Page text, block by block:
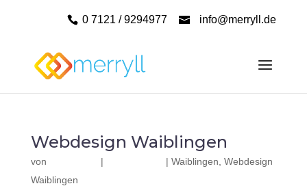
0 7121 / 9294977 info@merryll.de
Webdesign Waiblingen
von | | Waiblingen Webdesign
Waiblingen